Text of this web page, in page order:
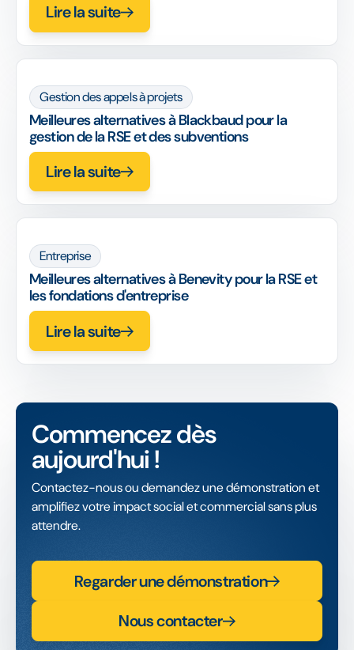
Lire la suite
Gestion des appels à projets
Meilleures alternatives à Blackbaud pour la
gestion de la RSE et des subventions
Lire la suite
Entreprise
Meilleures alternatives à Benevity pour la RSE et
les fondations d'entreprise
Lire la suite
Commencez dès
aujourd'hui !
Contactez-nous ou demandez une démonstration et
amplifiez votre impact social et commercial sans plus
attendre.
Regarder une démonstration
Nous contacter